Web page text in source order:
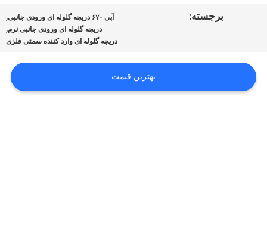
درخواست
برجسته:
آپی ۶۷۰ دریچه گلوله ای ورودی جانبی ,
دریچه گلوله ای ورودی جانبی نرم,
دریچه گلوله ای وارد کننده سمتی فلزی
بهترین قیمت